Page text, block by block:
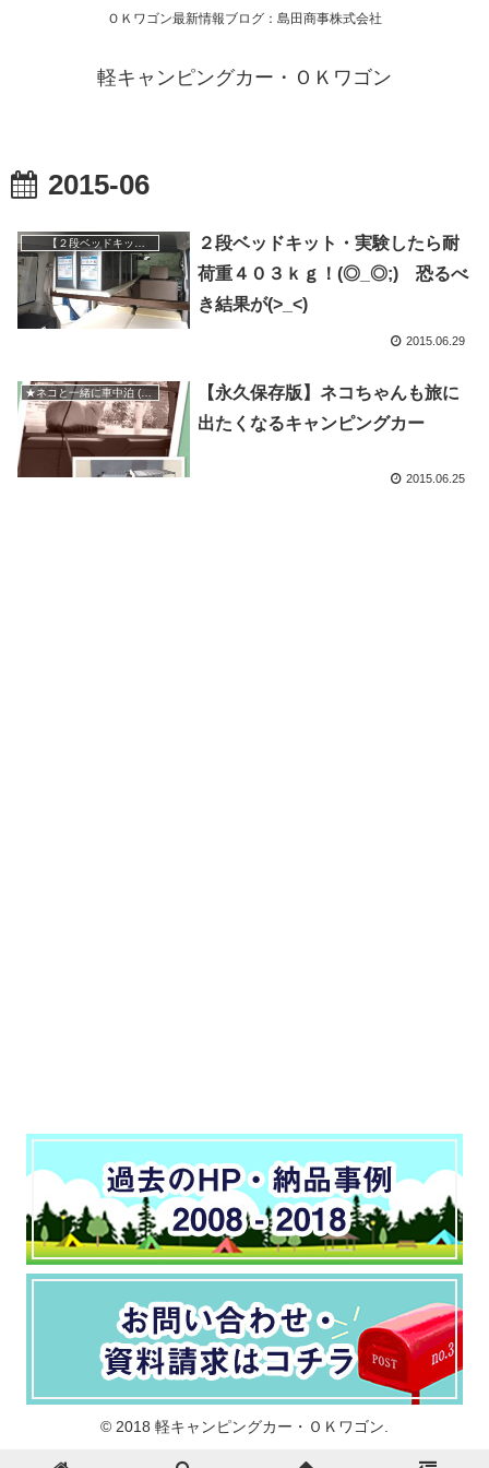
ＯＫワゴン最新情報ブログ：島田商事株式会社
軽キャンピングカー・ＯＫワゴン
2015-06
２段ベッドキット・実験したら耐
荷重４０３ｋｇ！(◎_◎;) 恐るべ
き結果が(>_<)
2015.06.29
★ネコと一緒に車中泊 (=^・^=)
【永久保存版】ネコちゃんも旅に
出たくなるキャンピングカー
2015.06.25
© 2018 軽キャンピングカー・ＯＫワゴン.